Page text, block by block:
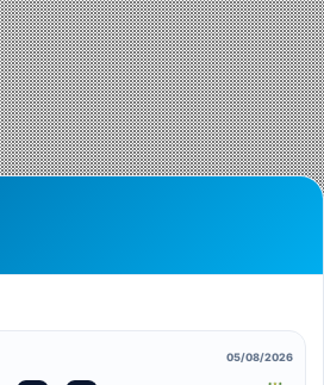
05/08/2026